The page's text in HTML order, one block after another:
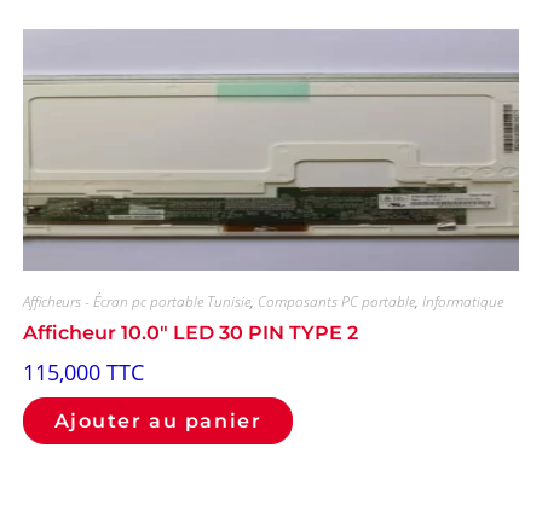
Afficheurs - Écran pc portable Tunisie, Composants PC portable, Informatique
Afficheur 10.0″ LED 30 PIN TYPE 2
115,000 TTC
Ajouter au panier